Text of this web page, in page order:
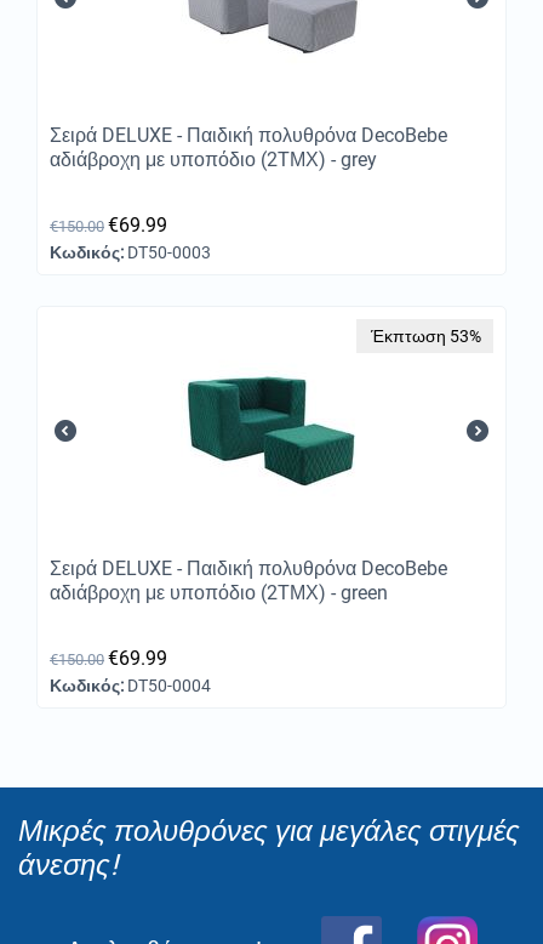
Σειρά DELUXE - Παιδική πολυθρόνα DecoBebe
αδιάβροχη με υποπόδιο (2ΤΜΧ) - grey
€150.00 €69.99
Κωδικός: DT50-0003
Έκπτωση 53%
Σειρά DELUXE - Παιδική πολυθρόνα DecoBebe
αδιάβροχη με υποπόδιο (2ΤΜΧ) - green
€150.00 €69.99
Κωδικός: DT50-0004
Μικρές πολυθρόνες για μεγάλες στιγμές
άνεσης!